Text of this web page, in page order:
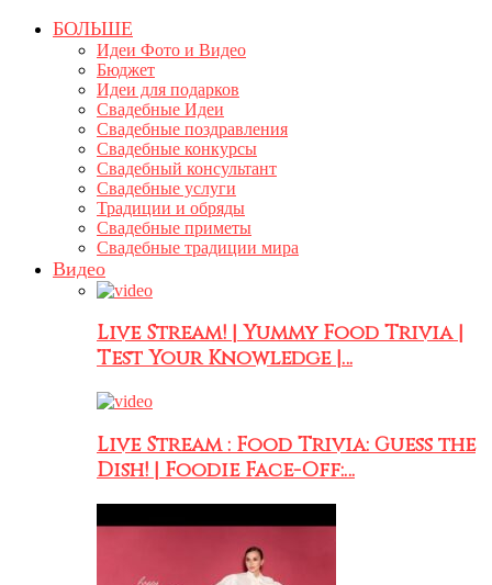
БОЛЬШЕ
Идеи Фото и Видео
Бюджет
Идеи для подарков
Свадебные Идеи
Свадебные поздравления
Свадебные конкурсы
Свадебный консультант
Свадебные услуги
Традиции и обряды
Свадебные приметы
Свадебные традиции мира
Видео
Live Stream! | Yummy Food Trivia |
Test Your Knowledge |…
Live Stream : Food Trivia: Guess the
Dish! | Foodie Face-Off:…